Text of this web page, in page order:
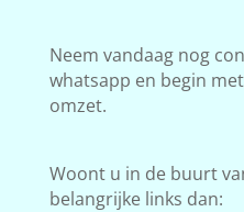
Neem vandaag nog
whatsapp en begin
omzet.
Woont u in de buurt
belangrijke links dan: